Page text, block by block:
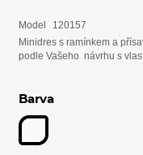
Model
120157
Minidres s ramínkem a
podle Vašeho návrhu s
Barva